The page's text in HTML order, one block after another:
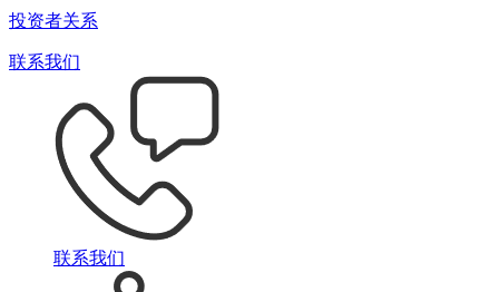
投资者关系
联系我们
联系我们